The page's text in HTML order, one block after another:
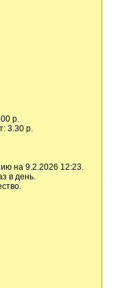
р.
3.30 р.
на 9.2.2026 12:23.
в день.